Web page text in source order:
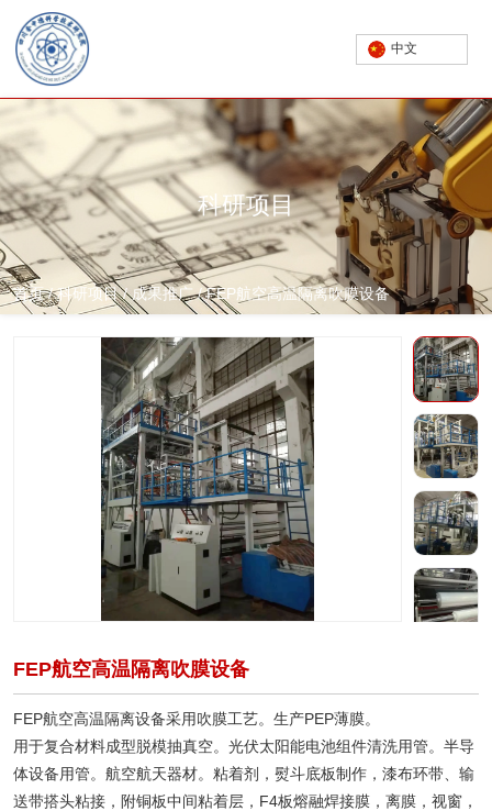
中文
科研项目
首页/科研项目 /成果推广 /FEP航空高温隔离吹膜设备
FEP航空高温隔离吹膜设备
FEP航空高温隔离设备采用吹膜工艺。生产PEP薄膜。
用于复合材料成型脱模抽真空。光伏太阳能电池组件清洗用管。半导
体设备用管。航空航天器材。粘着剂，熨斗底板制作，漆布环带、输
送带搭头粘接，附铜板中间粘着层，F4板熔融焊接膜，离膜，视窗，